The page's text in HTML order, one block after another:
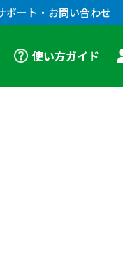
ポート・お問い合わせ
使い方ガイド